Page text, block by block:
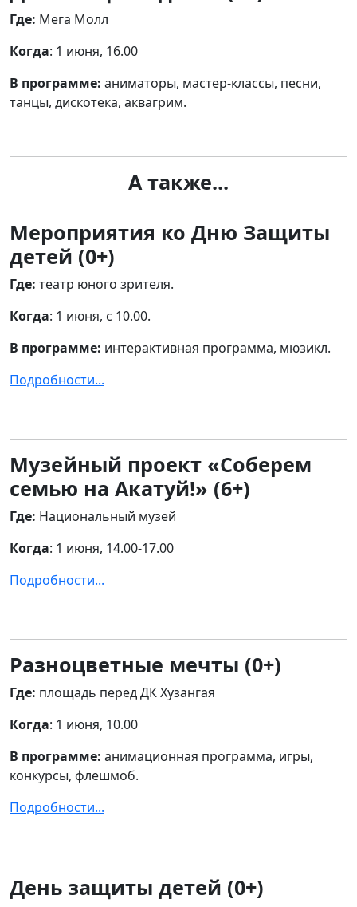
Где: Мега Молл
Когда: 1 июня, 16.00
В программе: аниматоры, мастер-классы, песни,
танцы, дискотека, аквагрим.
А также...
Мероприятия ко Дню Защиты
детей (0+)
Где: театр юного зрителя.
Когда: 1 июня, с 10.00.
В программе: интерактивная программа, мюзикл.
Подробности...
Музейный проект «Соберем
семью на Акатуй!» (6+)
Где: Национальный музей
Когда: 1 июня, 14.00-17.00
Подробности...
Разноцветные мечты (0+)
Где: площадь перед ДК Хузангая
Когда: 1 июня, 10.00
В программе: анимационная программа, игры,
конкурсы, флешмоб.
Подробности...
День защиты детей (0+)